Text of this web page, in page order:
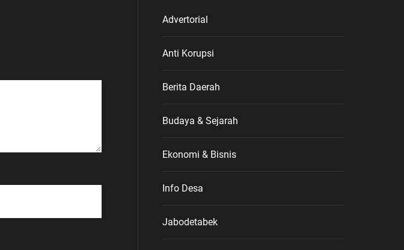
Advertorial
Anti Korupsi
Berita Daerah
Budaya & Sejarah
Ekonomi & Bisnis
Info Desa
Jabodetabek